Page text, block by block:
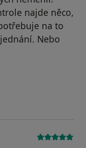
najde něco,
na to
Nebo